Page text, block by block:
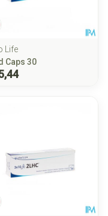
Life
Caps 30